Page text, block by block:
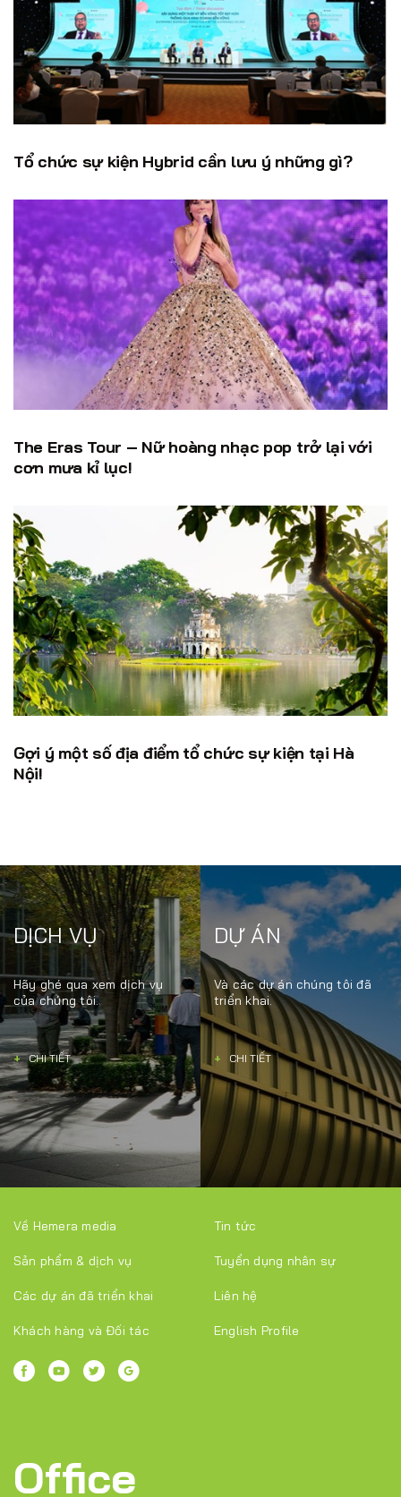
Tổ chức sự kiện Hybrid cần lưu ý những gì?
The Eras Tour – Nữ hoàng nhạc pop trở lại với
cơn mưa kỉ lục!
Gợi ý một số địa điểm tổ chức sự kiện tại Hà
Nội!
DỊCH VỤ
Hãy ghé qua xem dịch vụ
của chúng tôi.
+ CHI TIẾT
DỰ ÁN
Và các dự án chúng tôi đã
triển khai.
+ CHI TIẾT
Về Hemera media
Sản phẩm & dịch vụ
Các dự án đã triển khai
Khách hàng và Đối tác
Tin tức
Tuyển dụng nhân sự
Liên hệ
English Profile
Office